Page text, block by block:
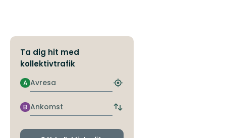
Ta dig hit med
kollektivtrafik
Avresa
A
Hitta
hållplats
Ankomst
B
Byt
och